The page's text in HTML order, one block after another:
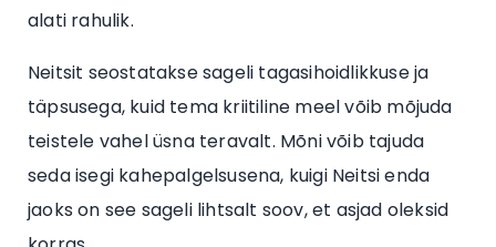
alati rahulik.
Neitsit seostatakse sageli tagasihoidlikkuse ja
täpsusega, kuid tema kriitiline meel võib mõjuda
teistele vahel üsna teravalt. Mõni võib tajuda
seda isegi kahepalgelsusena, kuigi Neitsi enda
jaoks on see sageli lihtsalt soov, et asjad oleksid